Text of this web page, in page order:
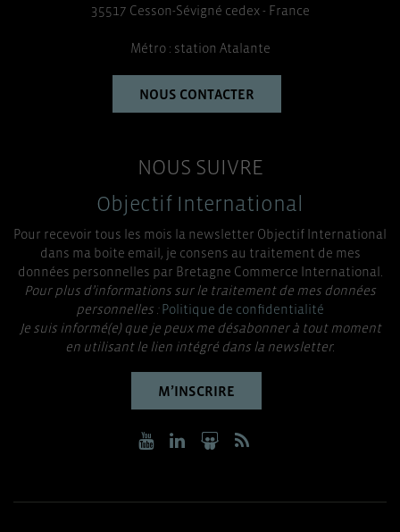
35517 Cesson-Sévigné cedex - France
Métro : station Atalante
NOUS CONTACTER
NOUS SUIVRE
Objectif International
Pour recevoir tous les mois la newsletter Objectif International
dans ma boite email, je consens au traitement de mes
données personnelles par Bretagne Commerce International.
Pour plus d’informations sur le traitement de mes données
personnelles :Politique de confidentialité
Je suis informé(e) que je peux me désabonner à tout moment
en utilisant le lien intégré dans la newsletter.
M’INSCRIRE